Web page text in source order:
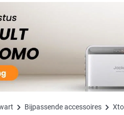
Bijpassende accessoires